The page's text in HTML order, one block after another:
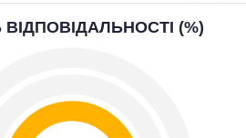
ВІДПОВІДАЛЬНОСТІ (%)